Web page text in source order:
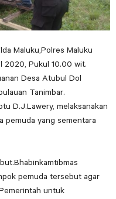
Maluku,Polres Maluku
2020, Pukul 10.00 wit.
Desa Atubul Dol
Tanimbar.
D.J.Lawery, melaksanakan
pemuda yang sementara
pemuda tersebut agar
untuk